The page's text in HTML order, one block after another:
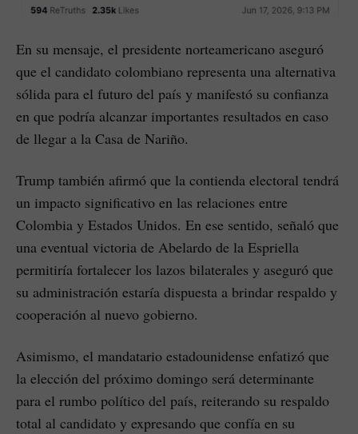
En su mensaje, el presidente norteamericano aseguró
que el candidato colombiano representa una alternativa
sólida para el futuro del país y manifestó su confianza
en que podría alcanzar importantes resultados en caso
de llegar a la Casa de Nariño.
Trump también afirmó que la contienda electoral tendrá
un impacto significativo en las relaciones entre
Colombia y Estados Unidos. En ese sentido, señaló que
una eventual victoria de Abelardo de la Espriella
permitiría fortalecer los lazos bilaterales y aseguró que
su administración estaría dispuesta a brindar respaldo y
cooperación al nuevo gobierno.
Asimismo, el mandatario estadounidense enfatizó que
la elección del próximo domingo será determinante
para el rumbo político del país, reiterando su respaldo
total al candidato y expresando que confía en su